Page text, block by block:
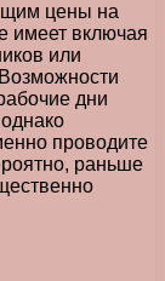
цены на
имеет включая
или
дни
проводите
раньше